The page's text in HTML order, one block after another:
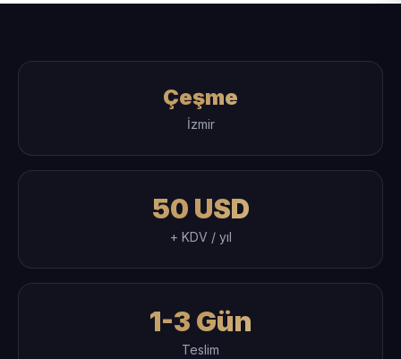
Çeşme
İzmir
50 USD
+ KDV / yıl
1-3 Gün
Teslim